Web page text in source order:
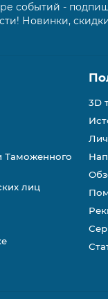
событий -
Новинки,
Таможенного
лиц
3D